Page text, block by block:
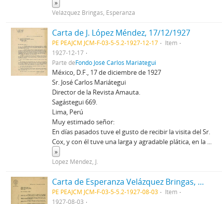
»
Velázquez Bringas, Esperanza
Carta de J. López Méndez, 17/12/1927
PE PEAJCM JCM-F-03-5-5.2-1927-12-17
Item
1927-12-17
Parte deFondo José Carlos Mariátegui
México, D.F., 17 de diciembre de 1927
Sr. José Carlos Mariátegui
Director de la Revista Amauta.
Sagástegui 669.
Lima, Perú
Muy estimado señor:
En días pasados tuve el gusto de recibir la visita del Sr.
Cox, y con él tuve una larga y agradable plática, en la ...
»
López Méndez, J.
Carta de Esperanza Velázquez Bringas, 3/8/1927
PE PEAJCM JCM-F-03-5-5.2-1927-08-03
Item
1927-08-03